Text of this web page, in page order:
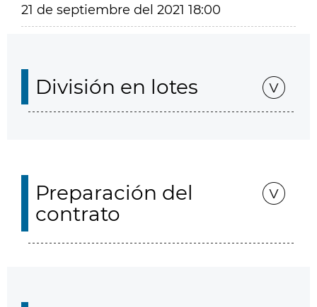
21 de septiembre del 2021 18:00
División en lotes
Preparación del
contrato